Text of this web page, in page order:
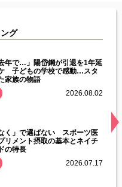
グ
年で…」陽岱鋼が引退を1年延
子どもの学校で感動…スタ
家族の物語
2026.08.02
なく」で選ばない スポーツ医
リメント摂取の基本とネイチ
の特長
2026.07.17